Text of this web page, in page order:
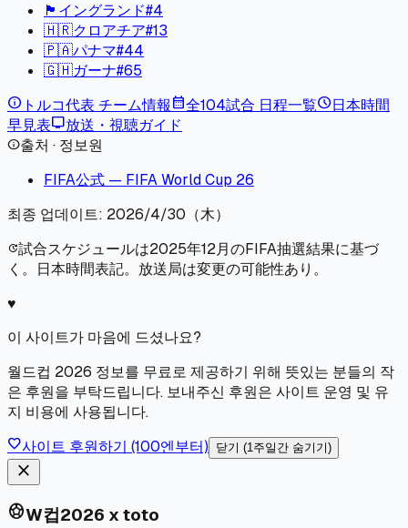
🏴󠁧󠁢󠁥󠁮󠁧󠁿 イングランド#4
🇭🇷クロアチア#13
🇵🇦パナマ#44
🇬🇭ガーナ#65
info トルコ代表 チーム情報calendar_month全104試合 日程一覧schedule日本時間
早見表tv放送・視聴ガイド
info출처 · 정보원
FIFA公式 — FIFA World Cup 26
최종 업데이트: 2026/4/30（木）
update試合スケジュールは2025年12月のFIFA抽選結果に基づ
く。日本時間表記。放送局は変更の可能性あり。
♥
이 사이트가 마음에 드셨나요?
월드컵 2026 정보를 무료로 제공하기 위해 뜻있는 분들의 작
은 후원을 부탁드립니다. 보내주신 후원은 사이트 운영 및 유
지 비용에 사용됩니다.
favorite사이트 후원하기 (100엔부터) 닫기 (1주일간 숨기기)
close
sports_soccerW컵2026 x toto